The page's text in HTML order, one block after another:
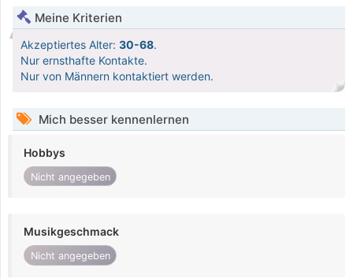
Meine Kriterien
Akzeptiertes Alter: 30-68.
Nur ernsthafte Kontakte.
Nur von Männern kontaktiert werden.
Mich besser kennenlernen
Hobbys
Nicht angegeben
Musikgeschmack
Nicht angegeben